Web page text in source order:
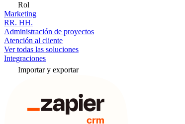
Rol
Marketing
RR. HH.
Administración de proyectos
Atención al cliente
Ver todas las soluciones
Integraciones
Importar y exportar